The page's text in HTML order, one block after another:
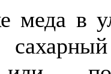
меда в